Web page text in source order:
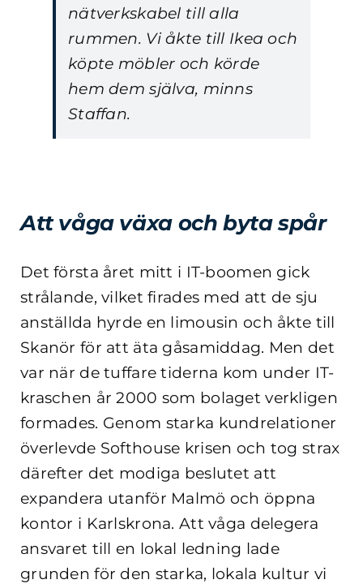
nätverkskabel till alla
rummen. Vi åkte till Ikea och
köpte möbler och körde
hem dem själva, minns
Staffan.
Att våga växa och byta spår
Det första året mitt i IT-boomen gick
strålande, vilket firades med att de sju
anställda hyrde en limousin och åkte till
Skanör för att äta gåsamiddag. Men det
var när de tuffare tiderna kom under IT-
kraschen år 2000 som bolaget verkligen
formades. Genom starka kundrelationer
överlevde Softhouse krisen och tog strax
därefter det modiga beslutet att
expandera utanför Malmö och öppna
kontor i Karlskrona. Att våga delegera
ansvaret till en lokal ledning lade
grunden för den starka, lokala kultur vi